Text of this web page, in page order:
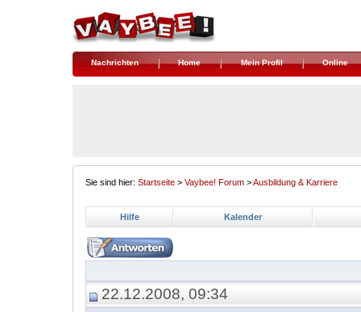
Nachrichten Home Mein Profil Online
Sie sind hier: Startseite > Vaybee! Forum >Ausbildung & Karriere
Hilfe Kalender
22.12.2008, 09:34